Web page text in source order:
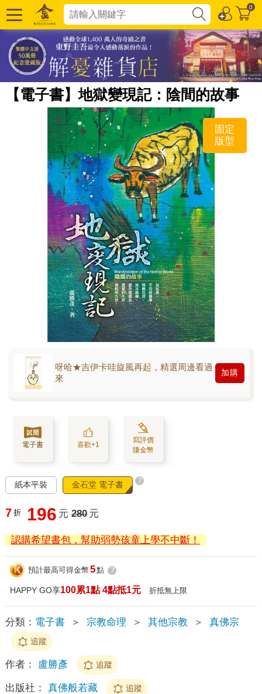
0
【電子書】地獄變現記：陰間的故事
固定
版型
呀哈★吉伊卡哇旋風再起，精選周邊看過
來
加購
電子書 喜歡+1
寫評價
賺金幣
紙本平裝 金石堂 電子書 ?
7 折 196 元 280 元
認購希望書包，幫助弱勢孩童上學不中斷！
預計最高可得金幣 5點 ?
HAPPY GO享100累1點 4點抵1元 折抵無上限
分類： 電子書 ＞ 宗教命理 ＞ 其他宗教 ＞ 真佛宗
追蹤
作者： 盧勝彥 追蹤
出版社： 真佛般若藏 追蹤